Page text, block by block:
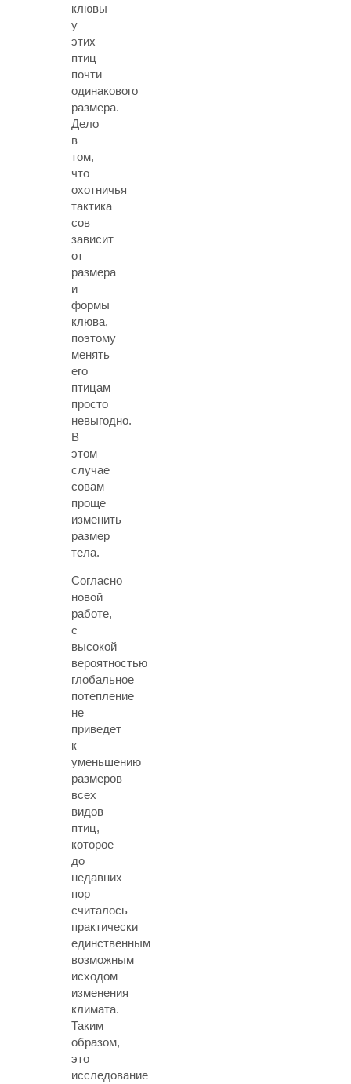
клювы
у
этих
птиц
почти
одинакового
размера.
Дело
в
том,
что
охотничья
тактика
сов
зависит
от
размера
и
формы
клюва,
поэтому
менять
его
птицам
просто
невыгодно.
В
этом
случае
совам
проще
изменить
размер
тела.
Согласно
новой
работе,
с
высокой
вероятностью
глобальное
потепление
не
приведет
к
уменьшению
размеров
всех
видов
птиц,
которое
до
недавних
пор
считалось
практически
единственным
возможным
исходом
изменения
климата.
Таким
образом,
это
исследование